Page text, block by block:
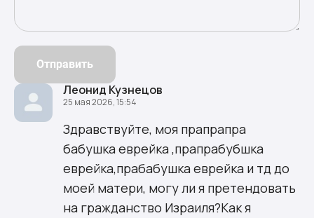
Отправить
Леонид Кузнецов
25 мая 2026, 15:54
Здравствуйте, моя прапрапра
бабушка еврейка ,прапрабубшка
еврейка,прабабушка еврейка и тд до
моей матери, могу ли я претендовать
на гражданство Израиля?Как я